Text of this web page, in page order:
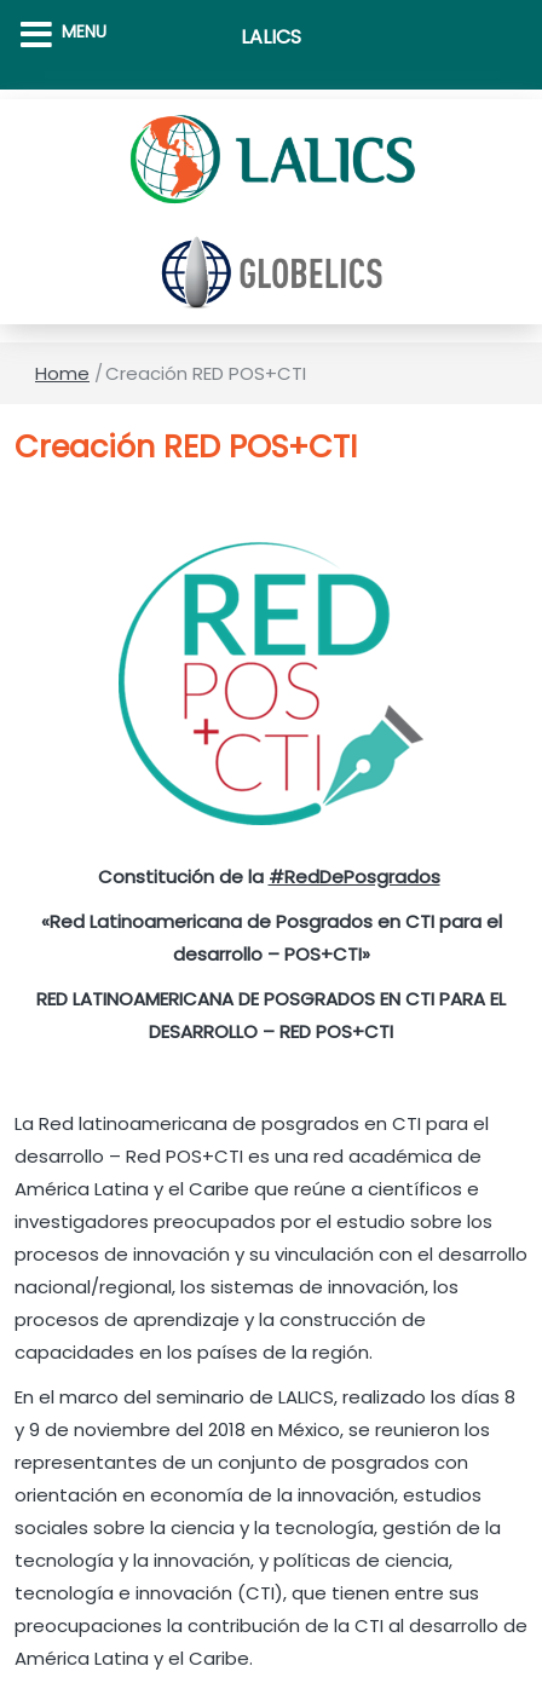
Home /Creación RED POS+CTI
Creación RED POS+CTI
Constitución de la #RedDePosgrados
«Red Latinoamericana de Posgrados en CTI para el
desarrollo – POS+CTI»
RED LATINOAMERICANA DE POSGRADOS EN CTI PARA EL
DESARROLLO – RED POS+CTI
La Red latinoamericana de posgrados en CTI para el
desarrollo – Red POS+CTI es una red académica de
América Latina y el Caribe que reúne a científicos e
investigadores preocupados por el estudio sobre los
procesos de innovación y su vinculación con el desarrollo
nacional/regional, los sistemas de innovación, los
procesos de aprendizaje y la construcción de
capacidades en los países de la región.
En el marco del seminario de LALICS, realizado los días 8
y 9 de noviembre del 2018 en México, se reunieron los
representantes de un conjunto de posgrados con
orientación en economía de la innovación, estudios
sociales sobre la ciencia y la tecnología, gestión de la
tecnología y la innovación, y políticas de ciencia,
tecnología e innovación (CTI), que tienen entre sus
preocupaciones la contribución de la CTI al desarrollo de
América Latina y el Caribe.
MENU LALICS